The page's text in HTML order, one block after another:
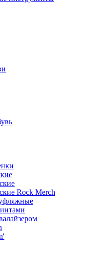
Rock Merch